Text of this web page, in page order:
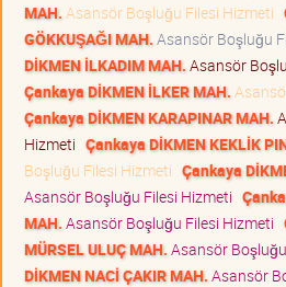
MAH. Asansör Boşluğu Filesi Hizmeti
GÖKKUŞAĞI MAH. Asansör Boşluğu
DİKMEN İLKADIM MAH. Asansör
Çankaya DİKMEN İLKER MAH.
Çankaya DİKMEN KARAPINAR MAH.
Hizmeti Çankaya DİKMEN KEKLİK
Boşluğu Filesi Hizmeti Çankaya
Asansör Boşluğu Filesi Hizmeti
MAH. Asansör Boşluğu Filesi Hizmeti
MÜRSEL ULUÇ MAH. Asansör
DİKMEN NACİ ÇAKIR MAH. Asansör